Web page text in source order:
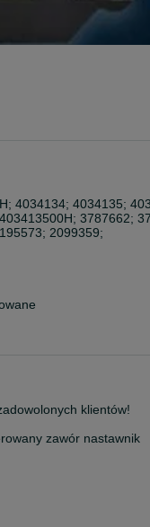
4034134; 4034135;
3787662;
2099359;
klientów!
zawór nastawnik